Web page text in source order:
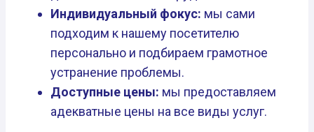
Индивидуальный фокус: мы сами
подходим к нашему посетителю
персонально и подбираем грамотное
устранение проблемы.
Доступные цены: мы предоставляем
адекватные цены на все виды услуг.